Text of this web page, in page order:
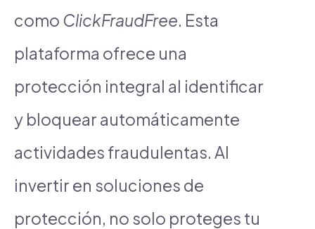
como ClickFraudFree. Esta
plataforma ofrece una
protección integral al identificar
y bloquear automáticamente
actividades fraudulentas. Al
invertir en soluciones de
protección, no solo proteges tu